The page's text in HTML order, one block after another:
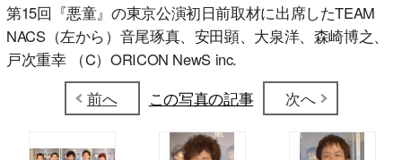
第15回『悪童』の東京公演初日前取材に出席したTEAM
NACS（左から）音尾琢真、安田顕、大泉洋、森崎博之、
戸次重幸 （C）ORICON NewS inc.
前へ
この写真の記事 次へ